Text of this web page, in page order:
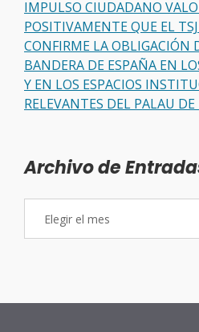
IMPULSO CIUDADANO
POSITIVAMENTE QUE EL
CONFIRME LA OBLIGACIÓN
BANDERA DE ESPAÑA EN
Y EN LOS ESPACIOS
RELEVANTES DEL PALAU
Archivo de